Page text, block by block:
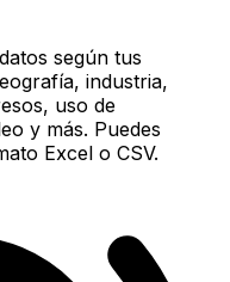
según tus
industria,
uso de
y más. Puedes
Excel o CSV.